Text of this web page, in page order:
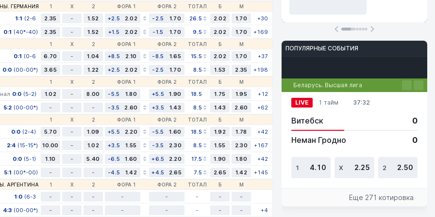
ГЕРМАНИЯ 1 Х 2 ФОРА 1 ФОРА 2 ТОТАЛ Б М
1:1 (2-6
0-1)
2.35 - 1.52 +2.5 2.02 -2.5 1.70 26.5 2.02 1.70
+30
0:1 (40*-40) 2.35 - 1.52 +1.5 2.02 -1.5 1.70 9.5 2.02 1.70 +169
1 Х 2 ФОРА 1 ФОРА 2 ТОТАЛ Б М
0:1 (0-6
6.70 - 1.04 +8.5 2.10 -8.5 1.65 15.5 2.02 1.70
+37
0:0 (00-00*) 3.65 - 1.22 +2.5 2.02 -2.5 1.70 8.5 1.53 2.35 +198
1 Х 2 ФОРА 1 ФОРА 2 ТОТАЛ Б М
0:0 (5-2)
(5-2) 1.02 - 8.00 -5.5 1.80 +5.5 1.90 18.5 1.75 1.95
+12
5:2 (00-00*) - - - -3.5 2.60 +3.5 1.43 8.5 1.43 2.60 +62
1 Х 2 ФОРА 1 ФОРА 2 ТОТАЛ Б М
0:0 (2-4) 5.70 - 1.09 +5.5 2.20 -5.5 1.60 18.5 1.92 1.78
+42
2:4 (15-15*) 10.00 - 1.02 +3.5 1.55 -3.5 2.30 8.5 1.55 2.30
+167
0:0 (5-1) 1.10 - 5.40 -6.5 1.60 +6.5 2.20 17.5 1.90 1.80
+42
5:1 (00*-00) - - - -4.5 1.42 +4.5 2.65 7.5 2.65 1.42 +145
АРГЕНТИНА 1 Х 2 ФОРА 1 ФОРА 2 ТОТАЛ Б М
1:0 (6-3
- - - - - - -
-
4:3 (00-00*) - - - - - - - -
+4
ПОПУЛЯРНЫЕ СОБЫТИЯ
Беларусь. Высшая лига
LIVE 1 тайм 37:32
Витебск
0
Неман Гродно
0
1 4.10 Х 2.25 2 2.50
Еще 271 котировка